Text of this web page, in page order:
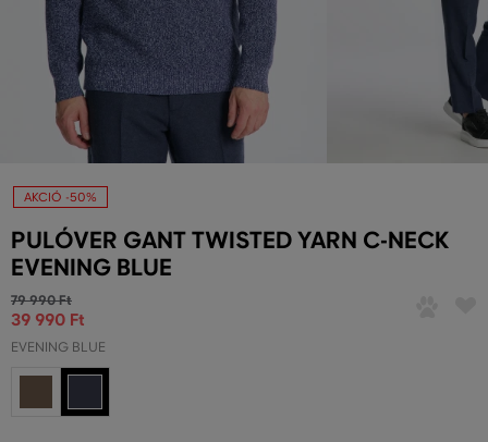
AKCIÓ -50%
PULÓVER GANT TWISTED YARN C-NECK
EVENING BLUE
79 990 Ft
39 990 Ft
EVENING BLUE